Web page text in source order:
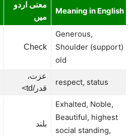
معنی اردو
میں
Meaning in English
Check
Generous,
Shoulder (support)
old
عزت،
قدر/td>
respect, status
بلند
Exhalted, Noble,
Beautiful, highest
social standing,